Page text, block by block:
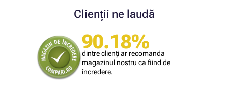
Clienții ne laudă
90.18%
dintre clienți ar recomanda
magazinul nostru ca fiind de
încredere.